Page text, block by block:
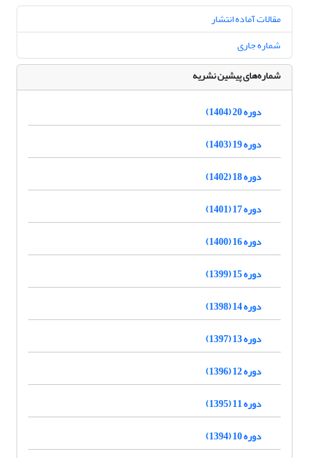
مقالات آماده انتشار
شماره جاری
شماره‌های پیشین نشریه
دوره 20 (1404)
دوره 19 (1403)
دوره 18 (1402)
دوره 17 (1401)
دوره 16 (1400)
دوره 15 (1399)
دوره 14 (1398)
دوره 13 (1397)
دوره 12 (1396)
دوره 11 (1395)
دوره 10 (1394)